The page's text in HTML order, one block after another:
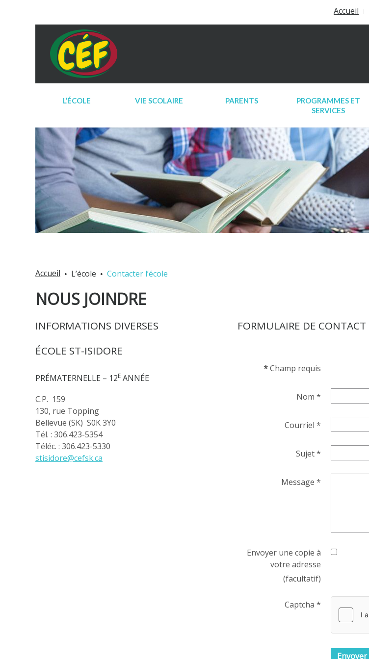
Accueil
L’ÉCOLE VIE SCOLAIRE PARENTS
PROGRAMMES ET
SERVICES
Accueil L’école Contacter l’école
NOUS JOINDRE
INFORMATIONS DIVERSES
ÉCOLE ST-ISIDORE
PRÉMATERNELLE – 12E ANNÉE
C.P. 159
130, rue Topping
Bellevue (SK) S0K 3Y0
Tél. : 306.423-5354
Téléc. : 306.423-5330
stisidore@cefsk.ca
FORMULAIRE DE CONTACT
*Champ requis
Nom *
Courriel *
Sujet*
Message *
Envoyer une copie à
votre adresse
(facultatif)
Captcha *
Envoyer